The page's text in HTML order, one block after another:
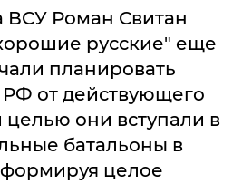
ВСУ Роман Свитан
русские" еще
планировать
от действующего
они вступали в
батальоны в
целое